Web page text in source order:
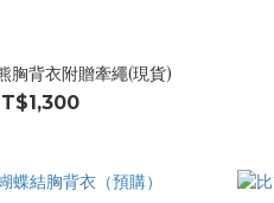
胸背衣附贈牽繩(現貨)